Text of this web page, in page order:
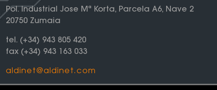
Pol. Industrial Jose Mª Korta, Parcela A6, Nave 2
20750 Zumaia
tel. (+34) 943 805 420
fax (+34) 943 163 033
aldinet@aldinet.com